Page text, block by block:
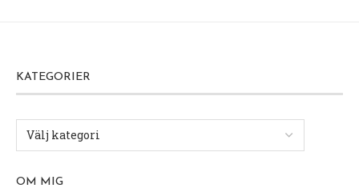
KATEGORIER
OM MIG